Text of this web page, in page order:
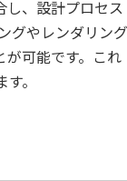
し、設計プロセス
グやレンダリング
が可能です。これ
。